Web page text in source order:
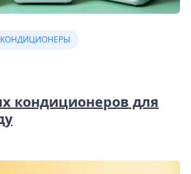
КОНДИЦИОНЕРЫ
кондиционеров для